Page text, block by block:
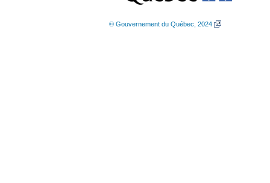
© Gouvernement du Québec, 2024